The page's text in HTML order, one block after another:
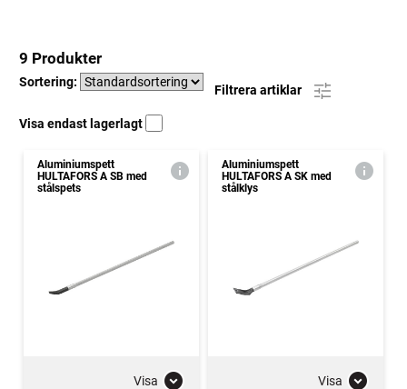
9 Produkter
Sortering:
Filtrera artiklar
Visa endast lagerlagt
Aluminiumspett
HULTAFORS A SB med
stålspets
Visa
Aluminiumspett
HULTAFORS A SK med
stålklys
Visa